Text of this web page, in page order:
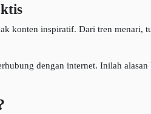
konten inspiratif. Dari tren menari,
dengan internet. Inilah alasan